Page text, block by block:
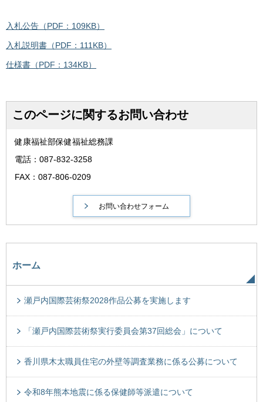
入札公告（PDF：109KB）
入札説明書（PDF：111KB）
仕様書（PDF：134KB）
このページに関するお問い合わせ
健康福祉部保健福祉総務課
電話：087-832-3258
FAX：087-806-0209
ホーム
瀬戸内国際芸術祭2028作品公募を実施します
「瀬戸内国際芸術祭実行委員会第37回総会」について
香川県木太職員住宅の外壁等調査業務に係る公募について
令和8年熊本地震に係る保健師等派遣について